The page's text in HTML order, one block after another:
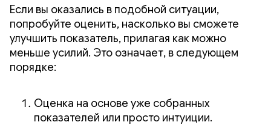
Если вы оказались в подобной ситуации,
попробуйте оценить, насколько вы сможете
улучшить показатель, прилагая как можно
меньше усилий. Это означает, в следующем
порядке:
Оценка на основе уже собранных
показателей или просто интуиции.